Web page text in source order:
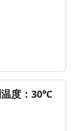
温度：30℃